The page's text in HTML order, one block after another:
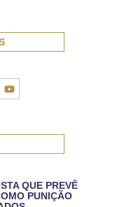
QUE PREVÊ
PUNIÇÃO